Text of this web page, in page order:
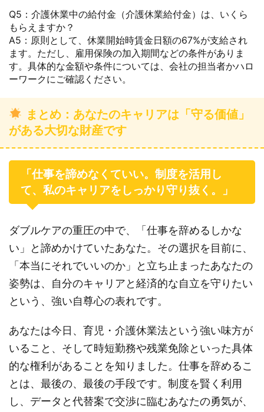
Q5：介護休業中の給付金（介護休業給付金）は、いくら
もらえますか？
A5：原則として、休業開始時賃金日額の67%が支給され
ます。ただし、雇用保険の加入期間などの条件がありま
す。具体的な金額や条件については、会社の担当者かハロ
ーワークにご確認ください。
まとめ：あなたのキャリアは「守る価値」
がある大切な財産です
「仕事を諦めなくていい。制度を活用し
て、私のキャリアをしっかり守り抜く。」
ダブルケアの重圧の中で、「仕事を辞めるしかな
い」と諦めかけていたあなた。その選択を目前に、
「本当にそれでいいのか」と立ち止まったあなたの
姿勢は、自分のキャリアと経済的な自立を守りたい
という、強い自尊心の表れです。
あなたは今日、育児・介護休業法という強い味方が
いること、そして時短勤務や残業免除といった具体
的な権利があることを知りました。仕事を辞めるこ
とは、最後の、最後の手段です。制度を賢く利用
し、データと代替案で交渉に臨むあなたの勇気が、